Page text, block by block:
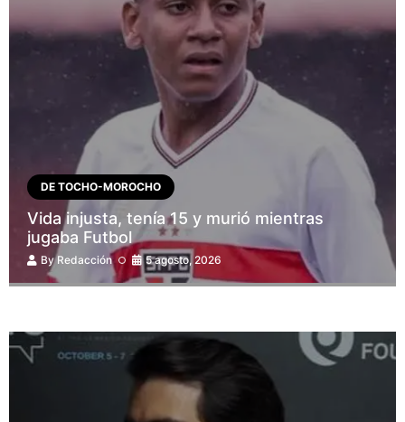
DE TOCHO-MOROCHO
Vida injusta, tenía 15 y murió mientras
jugaba Futbol
ByRedacción 5 agosto, 2026